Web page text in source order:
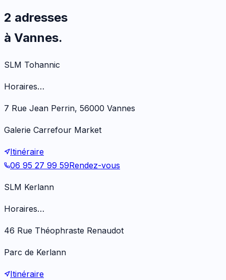
2 adresses
à Vannes.
SLM Tohannic
Horaires…
7 Rue Jean Perrin, 56000 Vannes
Galerie Carrefour Market
Itinéraire
06 95 27 99 59Rendez-vous
SLM Kerlann
Horaires…
46 Rue Théophraste Renaudot
Parc de Kerlann
Itinéraire